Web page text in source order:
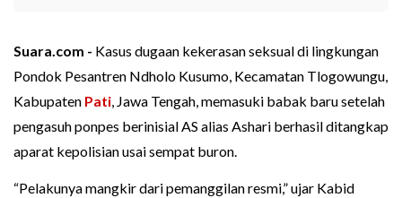
Suara.com - Kasus dugaan kekerasan seksual di lingkungan
Pondok Pesantren Ndholo Kusumo, Kecamatan Tlogowungu,
Kabupaten Pati, Jawa Tengah, memasuki babak baru setelah
pengasuh ponpes berinisial AS alias Ashari berhasil ditangkap
aparat kepolisian usai sempat buron.
“Pelakunya mangkir dari pemanggilan resmi,” ujar Kabid